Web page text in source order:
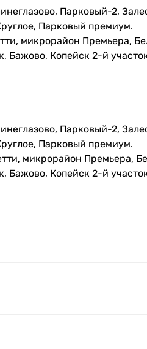
Парковый-2,
Парковый премиум.
микрорайон Премьера,
Бажово, Копейск 2-й
Парковый-2,
Парковый премиум.
микрорайон Премьера,
Бажово, Копейск 2-й